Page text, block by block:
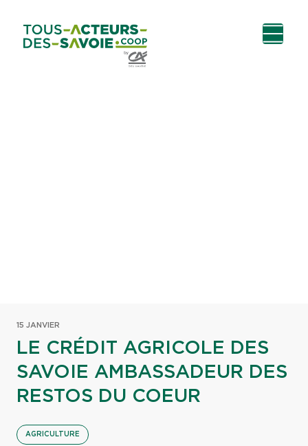
contenu
principal
15 JANVIER
LE CRÉDIT AGRICOLE DES
SAVOIE AMBASSADEUR DES
RESTOS DU COEUR
AGRICULTURE